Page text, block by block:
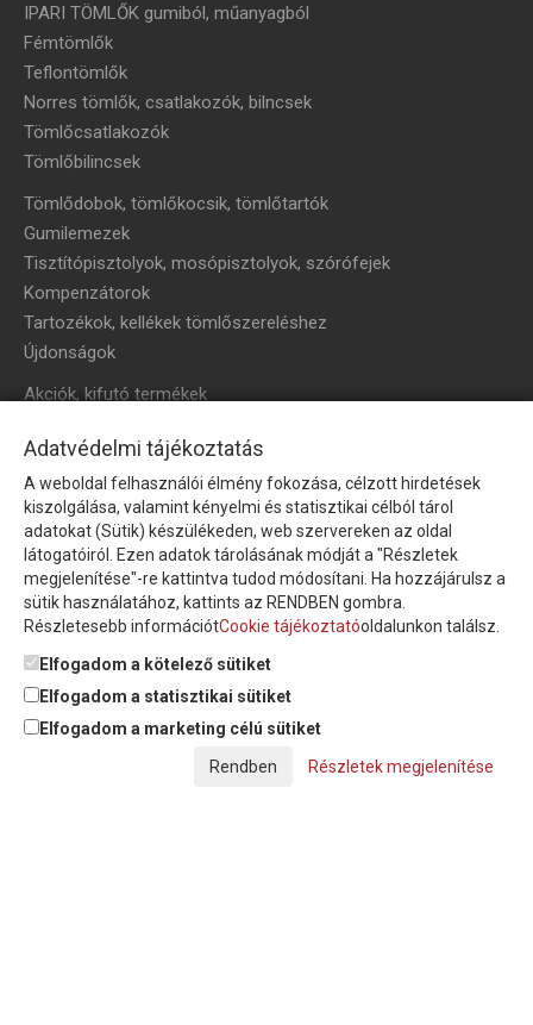
IPARI TÖMLŐK gumiból, műanyagból
Fémtömlők
Teflontömlők
Norres tömlők, csatlakozók, bilncsek
Tömlőcsatlakozók
Tömlőbilincsek
Tömlődobok, tömlőkocsik, tömlőtartók
Gumilemezek
Tisztítópisztolyok, mosópisztolyok, szórófejek
Kompenzátorok
Tartozékok, kellékek tömlőszereléshez
Újdonságok
Akciók, kifutó termékek
HÍRLEVÉL
Íratkozzon fel hírlevelünkre!
Feliratkozom a hírlevélre és nyilatkozom, hogy azadatkezelési
tájékoztatót elolvastam, megismertem és elfogadom.
© Copyright Triász-Tömlő Kft. | Minden jog fenntartva!
Adatvédelmi tájékoztatás
A weboldal felhasználói élmény fokozása, célzott hirdetések
kiszolgálása, valamint kényelmi és statisztikai célból tárol
adatokat (Sütik) készülékeden, web szervereken az oldal
látogatóiról. Ezen adatok tárolásának módját a "Részletek
megjelenítése"-re kattintva tudod módosítani. Ha hozzájárulsz a
sütik használatához, kattints az RENDBEN gombra.
Részletesebb információtCookie tájékoztatóoldalunkon találsz.
Elfogadom a kötelező sütiket
Elfogadom a statisztikai sütiket
Elfogadom a marketing célú sütiket
Részletek megjelenítése